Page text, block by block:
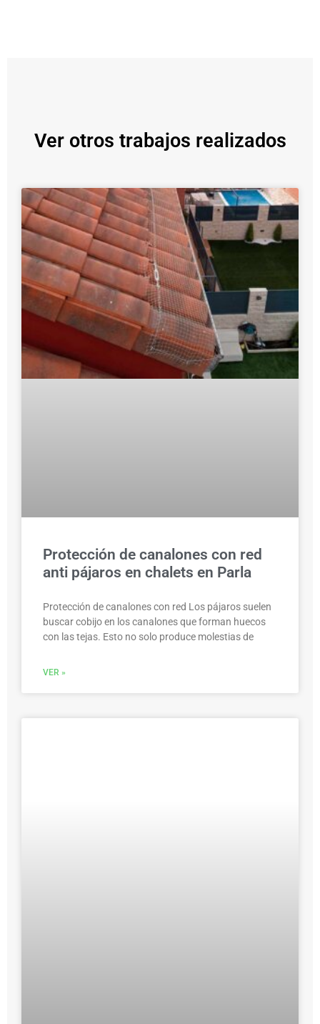
Ver otros trabajos realizados
Protección de canalones con red
anti pájaros en chalets en Parla
Protección de canalones con red Los pájaros suelen
buscar cobijo en los canalones que forman huecos
con las tejas. Esto no solo produce molestias de
VER »